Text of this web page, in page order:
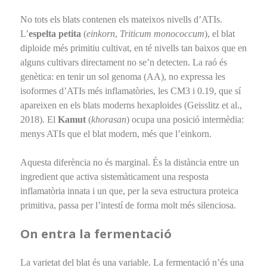
No tots els blats contenen els mateixos nivells d’ATIs.
L’espelta petita (einkorn, Triticum monococcum), el blat
diploide més primitiu cultivat, en té nivells tan baixos que en
alguns cultivars directament no se’n detecten. La raó és
genètica: en tenir un sol genoma (AA), no expressa les
isoformes d’ATIs més inflamatòries, les CM3 i 0.19, que sí
apareixen en els blats moderns hexaploides (Geisslitz et al.,
2018). El Kamut (khorasan) ocupa una posició intermèdia:
menys ATIs que el blat modern, més que l’einkorn.
Aquesta diferència no és marginal. És la distància entre un
ingredient que activa sistemàticament una resposta
inflamatòria innata i un que, per la seva estructura proteica
primitiva, passa per l’intestí de forma molt més silenciosa.
On entra la fermentació
La varietat del blat és una variable. La fermentació n’és una